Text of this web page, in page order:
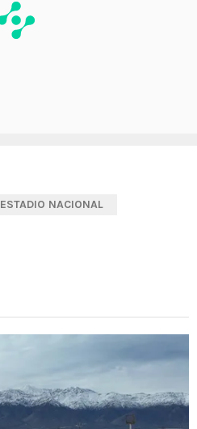
ESTADIO NACIONAL